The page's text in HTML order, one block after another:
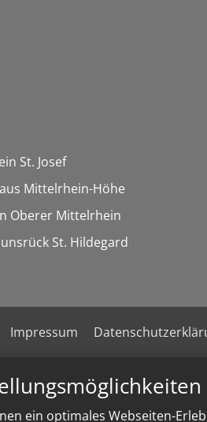
ein optimales Webseiten-
St. Josef
Mittelrhein-Höhe
Oberer Mittelrhein
St. Hildegard
Impressum